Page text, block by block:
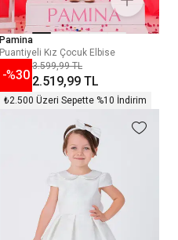
Pamina
Puantiyeli Kız Çocuk Elbise
-%30
3.599,99 TL
2.519,99 TL
₺2.500 Üzeri Sepette %10 İndirim